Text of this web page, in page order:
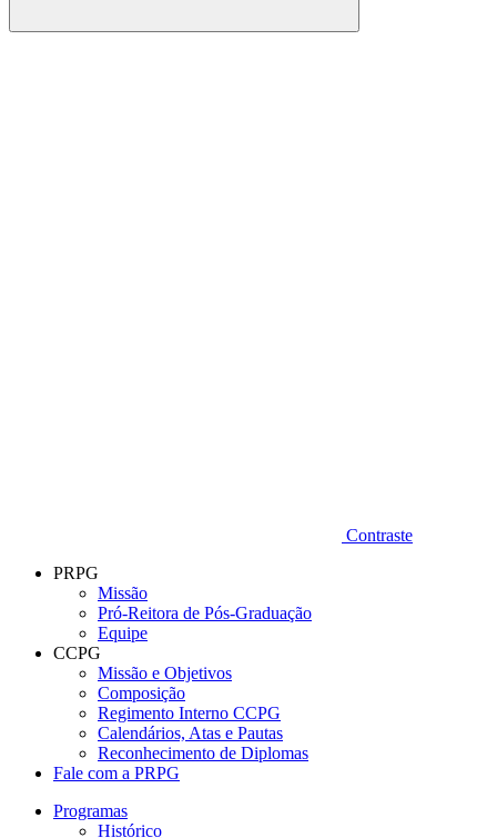
Buscar
Contraste
PRPG
Missão
Pró-Reitora de Pós-Graduação
Equipe
CCPG
Missão e Objetivos
Composição
Regimento Interno CCPG
Calendários, Atas e Pautas
Reconhecimento de Diplomas
Fale com a PRPG
Programas
Histórico